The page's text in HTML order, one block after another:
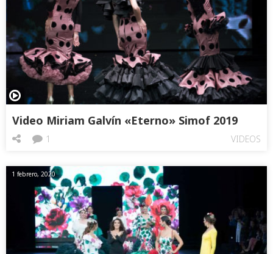
Video Miriam Galvín «Eterno» Simof 2019
VIDEOS
1
1 febrero, 2020